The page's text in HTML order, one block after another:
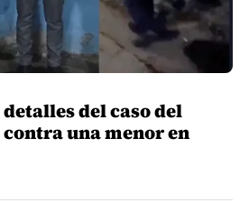
del caso del
una menor en